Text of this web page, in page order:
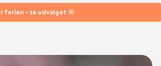
ferien - se udvalget 🌸